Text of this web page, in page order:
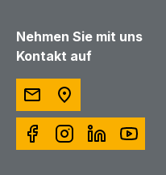
Nehmen Sie mit uns
Kontakt auf